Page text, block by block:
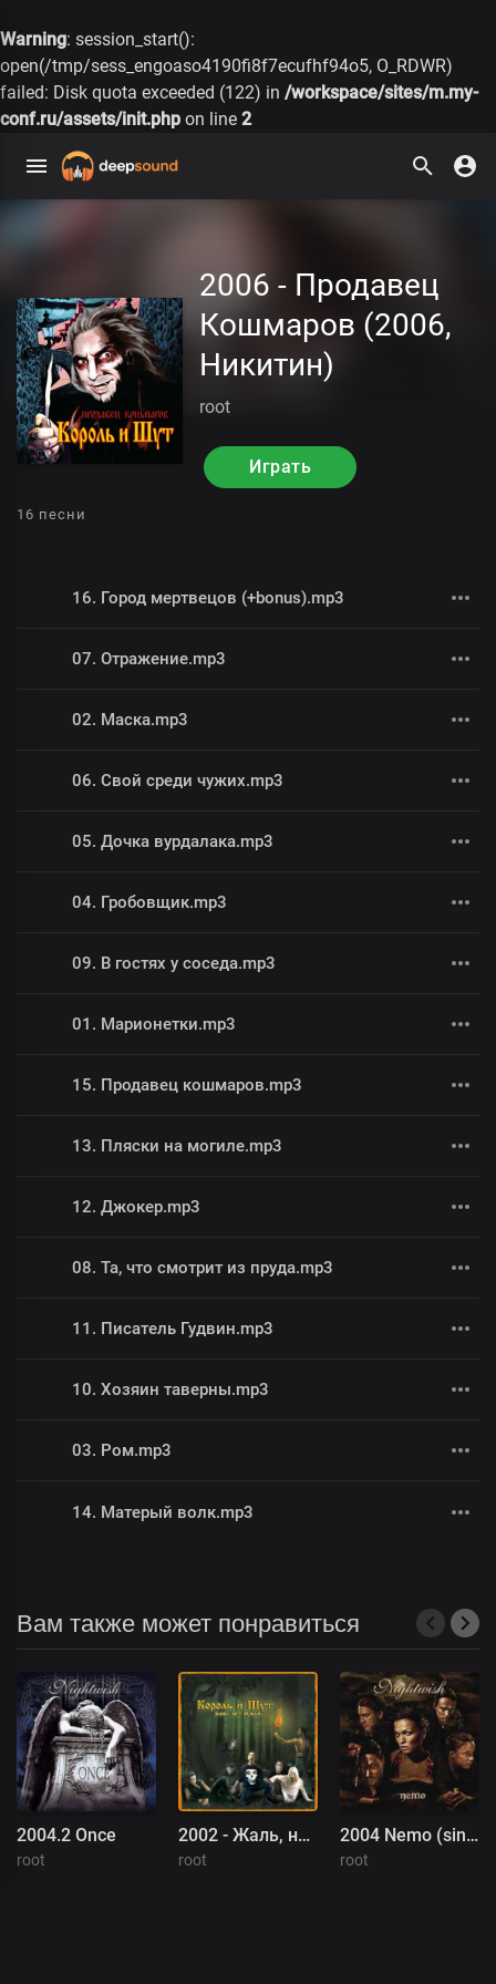
Warning: session_start():
open(/tmp/sess_engoaso4190fi8f7ecufhf94o5, O_RDWR)
failed: Disk quota exceeded (122) in /workspace/sites/m.my-
conf.ru/assets/init.php on line 2
2006 - Продавец
Кошмаров (2006,
Никитин)
root
Играть
16 песни
16. Город мертвецов (+bonus).mp3
07. Отражение.mp3
02. Маска.mp3
06. Свой среди чужих.mp3
05. Дочка вурдалака.mp3
04. Гробовщик.mp3
09. В гостях у соседа.mp3
01. Марионетки.mp3
15. Продавец кошмаров.mp3
13. Пляски на могиле.mp3
12. Джокер.mp3
08. Та, что смотрит из пруда.mp3
11. Писатель Гудвин.mp3
10. Хозяин таверны.mp3
03. Ром.mp3
14. Матерый волк.mp3
Вам также может понравиться
2004.2 Once
root
2002 - Жаль, нет ружья! (2002, Мистерия Звука)
root
2004 Nemo (single)
root